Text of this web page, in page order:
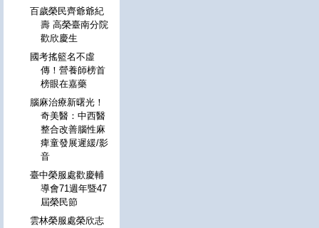
百歲榮民齊爺爺紀
壽 高榮臺南分院
歡欣慶生
國考搖籃名不虛
傳！營養師榜首
榜眼在嘉藥
腦麻治療新曙光！
奇美醫：中西醫
整合改善腦性麻
痺童發展遲緩/影
音
臺中榮服處歡慶輔
導會71週年暨47
屆榮民節
雲林榮服處榮欣志